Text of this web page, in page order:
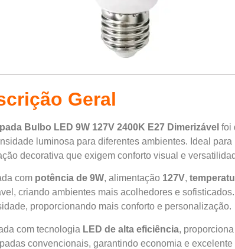
Geral
Bulbo LED 9W 127V 2400K E27 Dimerizável foi
luminosa para diferentes ambientes. Ideal
decorativa que exigem conforto visual e
com potência de 9W, alimentação 127V,
criando ambientes mais acolhedores e
proporcionando mais conforto e personalização.
com tecnologia LED de alta eficiência, proporciona
convencionais, garantindo economia e